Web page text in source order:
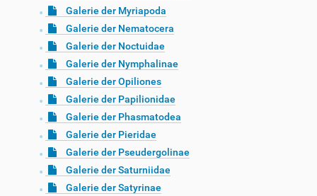
Galerie der Myriapoda
Galerie der Nematocera
Galerie der Noctuidae
Galerie der Nymphalinae
Galerie der Opiliones
Galerie der Papilionidae
Galerie der Phasmatodea
Galerie der Pieridae
Galerie der Pseudergolinae
Galerie der Saturniidae
Galerie der Satyrinae